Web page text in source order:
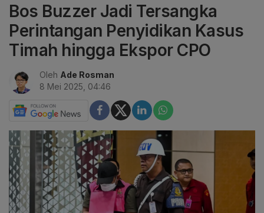
Bos Buzzer Jadi Tersangka
Perintangan Penyidikan Kasus
Timah hingga Ekspor CPO
Oleh Ade Rosman
8 Mei 2025, 04:46